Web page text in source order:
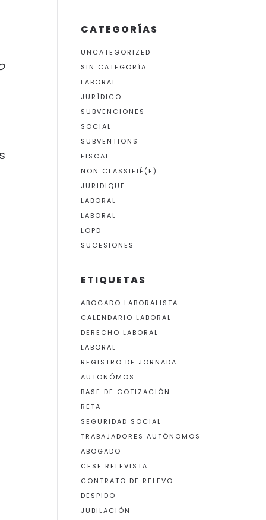
CATEGORÍAS
UNCATEGORIZED
SIN CATEGORÍA
LABORAL
JURÍDICO
SUBVENCIONES
SOCIAL
SUBVENTIONS
FISCAL
NON CLASSIFIÉ(E)
JURIDIQUE
LABORAL
LABORAL
LOPD
SUCESIONES
ETIQUETAS
ABOGADO LABORALISTA
CALENDARIO LABORAL
DERECHO LABORAL
LABORAL
REGISTRO DE JORNADA
AUTONÓMOS
BASE DE COTIZACIÓN
RETA
SEGURIDAD SOCIAL
TRABAJADORES AUTÓNOMOS
ABOGADO
CESE RELEVISTA
CONTRATO DE RELEVO
DESPIDO
JUBILACIÓN